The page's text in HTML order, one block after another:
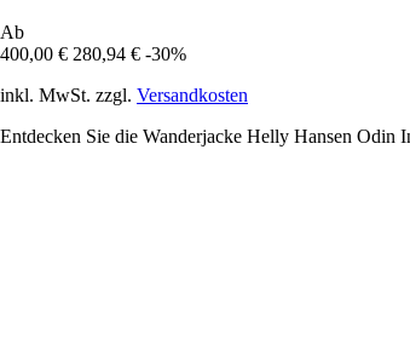
Ab
400,00 € 280,94 € -30%
inkl. MwSt. zzgl. Versandkosten
Entdecken Sie die Wanderjacke Helly Hansen Odin